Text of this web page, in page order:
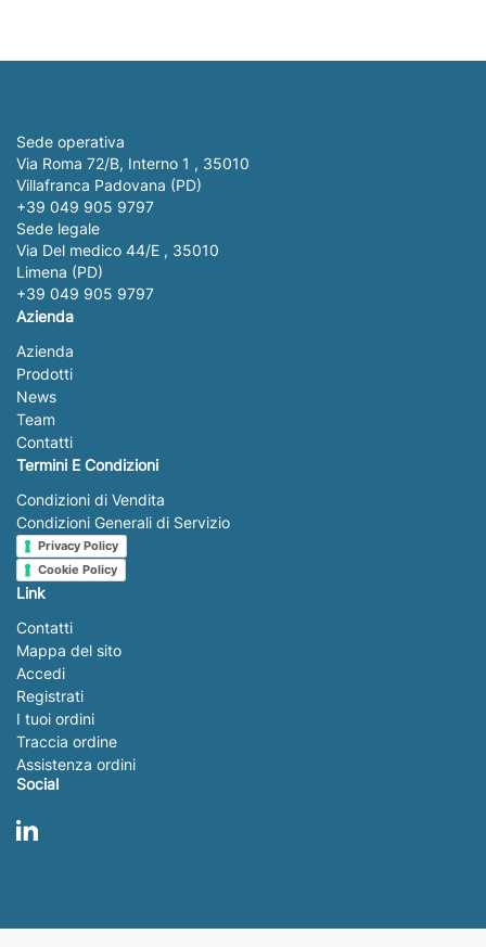
Sede operativa
Via Roma 72/B, Interno 1 , 35010
Villafranca Padovana (PD)
+39 049 905 9797
Sede legale
Via Del medico 44/E , 35010
Limena (PD)
+39 049 905 9797
Azienda
Azienda
Prodotti
News
Team
Contatti
Termini E Condizioni
Condizioni di Vendita
Condizioni Generali di Servizio
Privacy Policy
Cookie Policy
Link
Contatti
Mappa del sito
Accedi
Registrati
I tuoi ordini
Traccia ordine
Assistenza ordini
Social
LinkedIn